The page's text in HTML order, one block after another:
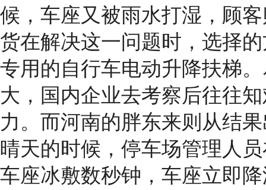
候，车座又被雨水打湿，顾
货在解决这一问题时，选择
专用的自行车电动升降扶梯
大，国内企业去考察后往往
力。而河南的胖东来则从结
晴天的时候，停车场管理人
车座冰敷数秒钟，车座立即